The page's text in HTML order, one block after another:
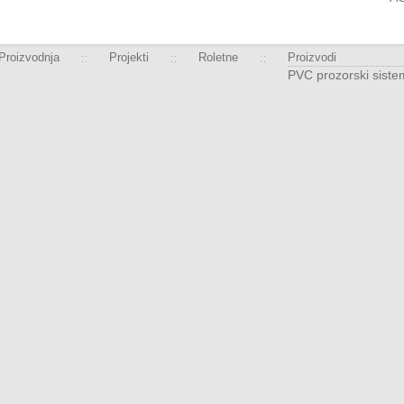
Proizvodnja Projekti Roletne Proizvodi
PVC prozorski